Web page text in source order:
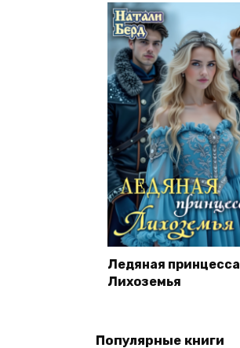
Ледяная принцесса
Лихоземья
Популярные книги